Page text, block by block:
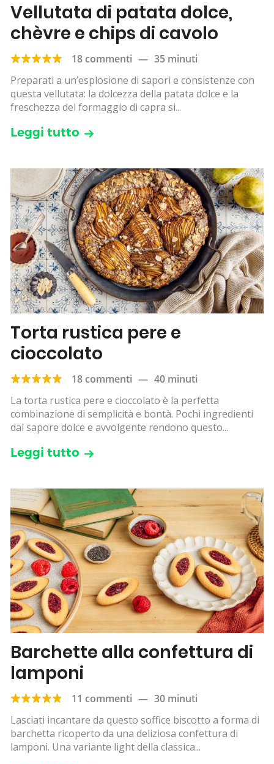
Vellutata di patata dolce,
chèvre e chips di cavolo
18 commenti — 35 minuti
Preparati a un’esplosione di sapori e consistenze con
questa vellutata: la dolcezza della patata dolce e la
freschezza del formaggio di capra si...
Leggi tutto
Torta rustica pere e
cioccolato
18 commenti — 40 minuti
La torta rustica pere e cioccolato è la perfetta
combinazione di semplicità e bontà. Pochi ingredienti
dal sapore dolce e avvolgente rendono questo...
Leggi tutto
Barchette alla confettura di
lamponi
11 commenti — 30 minuti
Lasciati incantare da questo soffice biscotto a forma di
barchetta ricoperto da una deliziosa confettura di
lamponi. Una variante light della classica...